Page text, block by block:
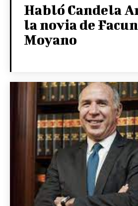
Habló Candela
la novia de
Moyano